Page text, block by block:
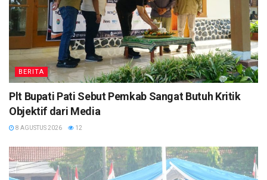
BERITA
Plt Bupati Pati Sebut Pemkab Sangat Butuh Kritik
Objektif dari Media
8 AGUSTUS 2026 12